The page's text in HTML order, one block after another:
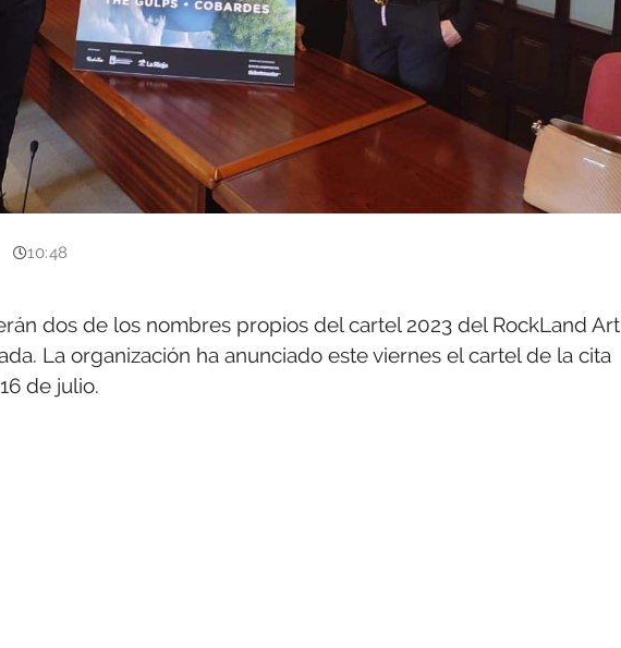
10:48
dos de los nombres propios del cartel 2023 del RockLand Art
La organización ha anunciado este viernes el cartel de la cita
de julio.